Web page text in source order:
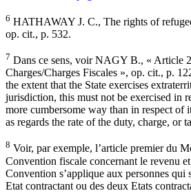
6 HATHAWAY J. C., The rights of
op. cit., p. 532.
7 Dans ce sens, voir NAGY B., « Article
Charges/Charges Fiscales », op. cit., p.
the extent that the State exercises
jurisdiction, this must not be exercised in
more cumbersome way than in respect of
as regards the rate of the duty, charge, or
8 Voir, par exemple, l’article premier du
Convention fiscale concernant le revenu
Convention s’applique aux personnes qui
Etat contractant ou des deux Etats